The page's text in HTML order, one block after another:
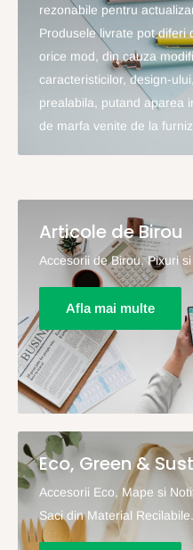
rezonabile pentru
Produsele livrate pot diferi
orice mod, din cauza
caracteristicilor, design-
prealabila, putand aparea
de marfa venite de la
Articole de Birou
Accesorii de Birou, Pixuri
Afla mai multe
Eco, Green &
Accesorii Eco, Mape si
Saci din Material